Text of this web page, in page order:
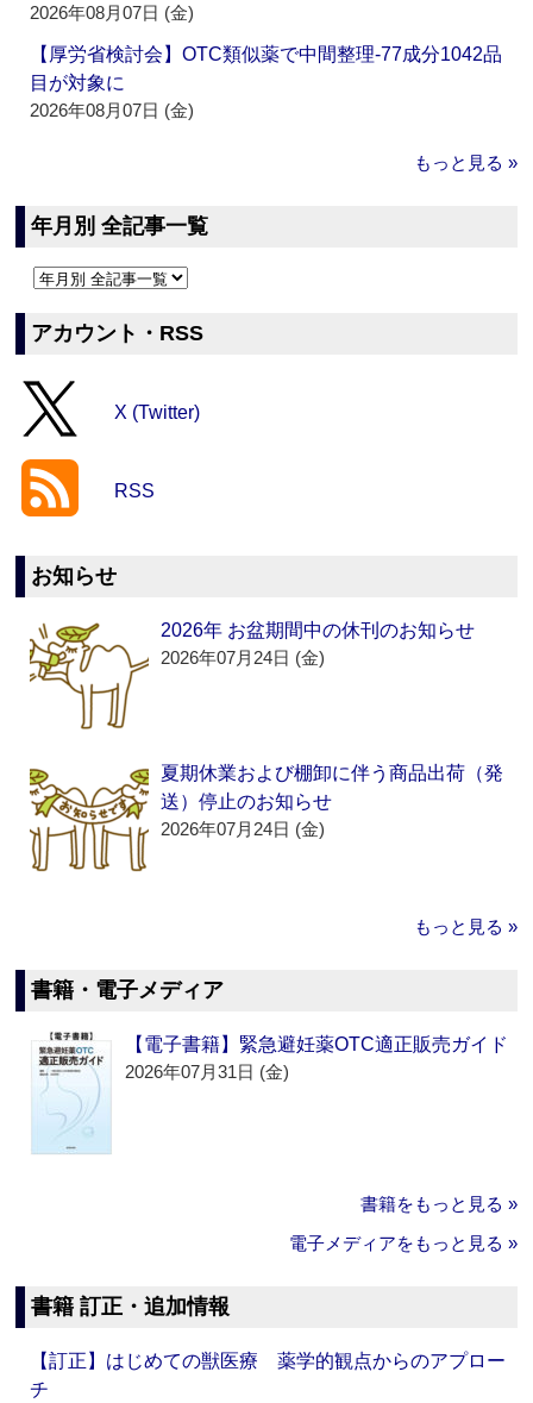
2026年08月07日 (金)
【厚労省検討会】OTC類似薬で中間整理‐77成分1042品
目が対象に
2026年08月07日 (金)
もっと見る »
年月別 全記事一覧
アカウント・RSS
X (Twitter)
RSS
お知らせ
2026年 お盆期間中の休刊のお知らせ
2026年07月24日 (金)
夏期休業および棚卸に伴う商品出荷（発
送）停止のお知らせ
2026年07月24日 (金)
もっと見る »
書籍・電子メディア
【電子書籍】緊急避妊薬OTC適正販売ガイド
2026年07月31日 (金)
書籍をもっと見る »
電子メディアをもっと見る »
書籍 訂正・追加情報
【訂正】はじめての獣医療 薬学的観点からのアプロー
チ